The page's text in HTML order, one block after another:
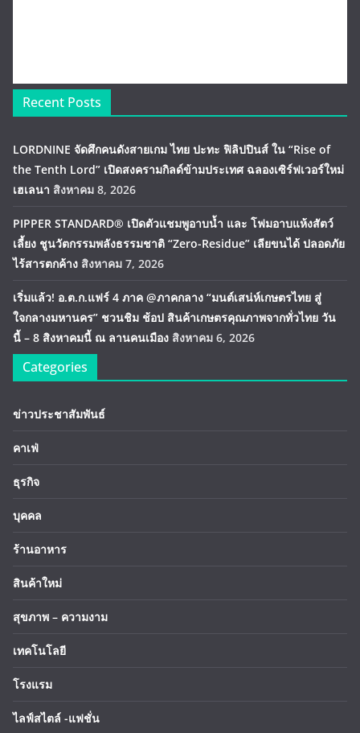
Recent Posts
LORDNINE จัดศึกคนดังสายเกม ไทย ปะทะ ฟิลิปปินส์ ใน “Rise of
the Tenth Lord” เปิดสงครามกิลด์ข้ามประเทศ ฉลองเซิร์ฟเวอร์ใหม่
เฮเลนา สิงหาคม 8, 2026
PIPPER STANDARD® เปิดตัวแชมพูอาบน้ำ และ โฟมอาบแห้งสัตว์
เลี้ยง ชูนวัตกรรมพลังธรรมชาติ “Zero-Residue” เลียขนได้ ปลอดภัย
ไร้สารตกค้าง สิงหาคม 7, 2026
เริ่มแล้ว! อ.ต.ก.แฟร์ 4 ภาค @ภาคกลาง “มนต์เสน่ห์เกษตรไทย สู่
ใจกลางมหานคร” ชวนชิม ช้อป สินค้าเกษตรคุณภาพจากทั่วไทย วัน
นี้ – 8 สิงหาคมนี้ ณ ลานคนเมือง สิงหาคม 6, 2026
Categories
ข่าวประชาสัมพันธ์
คาเฟ่
ธุรกิจ
บุคคล
ร้านอาหาร
สินค้าใหม่
สุขภาพ – ความงาม
เทคโนโลยี
โรงแรม
ไลฟ์สไตล์ -แฟชั่น